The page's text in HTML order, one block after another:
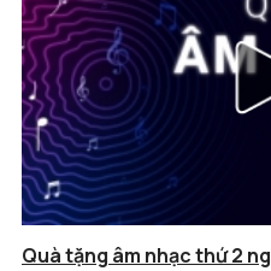
Quà tặng âm nhạc thứ 2